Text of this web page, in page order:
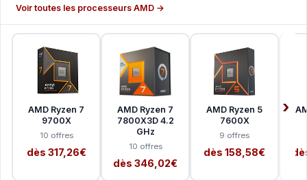
Voir toutes les processeurs AMD →
AMD Ryzen 7
9700X
10 offres
dès 317,26€
AMD Ryzen 7
7800X3D 4.2
GHz
10 offres
dès 346,02€
AMD Ryzen 5
7600X
9 offres
dès 158,58€